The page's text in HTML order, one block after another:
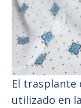
El trasplante
utilizado en